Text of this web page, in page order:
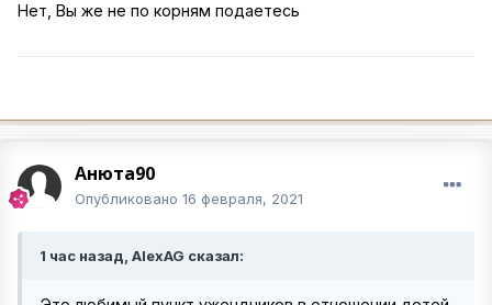
Нет, Вы же не по корням подаетесь
Анюта90
Опубликовано 16 февраля, 2021
1 час назад, AlexAG сказал: